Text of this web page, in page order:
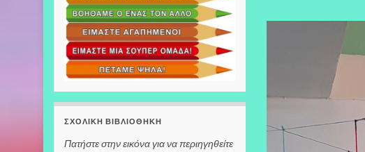
ΣΧΟΛΙΚΉ ΒΙΒΛΙΟΘΉΚΗ
Πατήστε στην εικόνα για να περιηγηθείτε